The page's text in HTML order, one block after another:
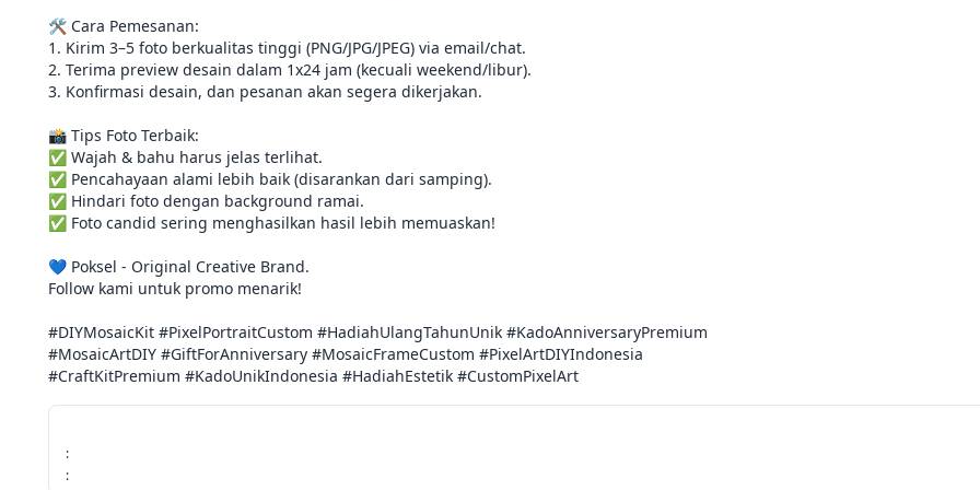
🛠️ Cara Pemesanan:
1. Kirim 3–5 foto berkualitas tinggi (PNG/JPG/JPEG) via email/chat.
2. Terima preview desain dalam 1x24 jam (kecuali weekend/libur).
3. Konfirmasi desain, dan pesanan akan segera dikerjakan.
📸 Tips Foto Terbaik:
✅ Wajah & bahu harus jelas terlihat.
✅ Pencahayaan alami lebih baik (disarankan dari samping).
✅ Hindari foto dengan background ramai.
✅ Foto candid sering menghasilkan hasil lebih memuaskan!
💙 Poksel - Original Creative Brand.
Follow kami untuk promo menarik!
#DIYMosaicKit #PixelPortraitCustom #HadiahUlangTahunUnik #KadoAnniversaryPremium
#MosaicArtDIY #GiftForAnniversary #MosaicFrameCustom #PixelArtDIYIndonesia
#CraftKitPremium #KadoUnikIndonesia #HadiahEstetik #CustomPixelArt
:
: